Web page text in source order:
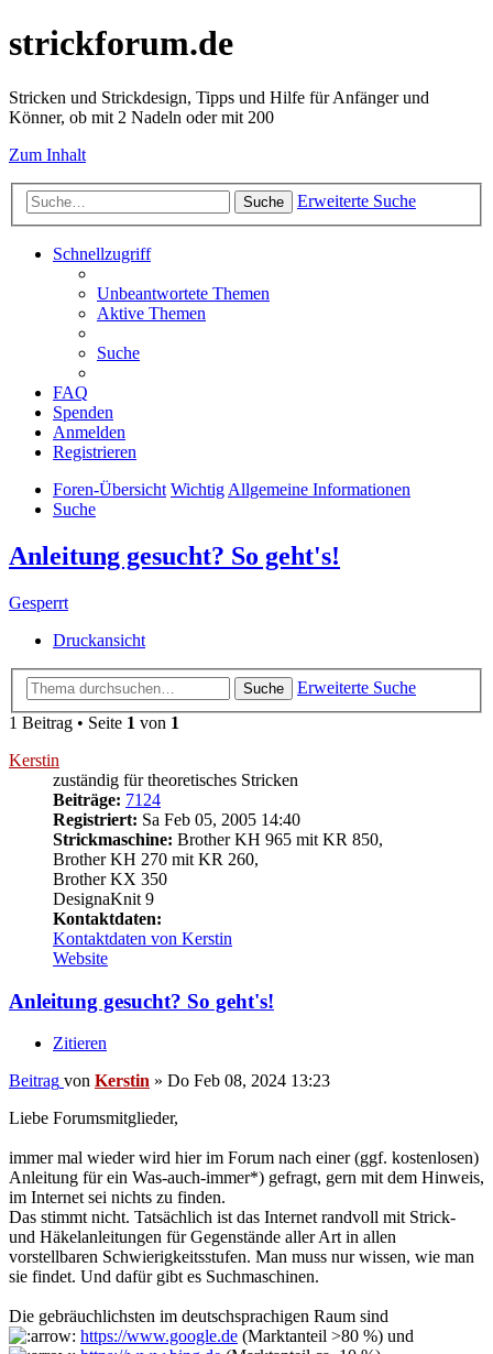
strickforum.de
Stricken und Strickdesign, Tipps und Hilfe für Anfänger und
Könner, ob mit 2 Nadeln oder mit 200
Zum Inhalt
Suche Erweiterte Suche
Schnellzugriff
Unbeantwortete Themen
Aktive Themen
Suche
FAQ
Spenden
Anmelden
Registrieren
Foren-Übersicht WichtigAllgemeine Informationen
Suche
Anleitung gesucht? So geht's!
Gesperrt
Druckansicht
Suche
Erweiterte Suche
1 Beitrag • Seite 1 von 1
Kerstin
zuständig für theoretisches Stricken
Beiträge: 7124
Registriert: Sa Feb 05, 2005 14:40
Strickmaschine: Brother KH 965 mit KR 850,
Brother KH 270 mit KR 260,
Brother KX 350
DesignaKnit 9
Kontaktdaten:
Kontaktdaten von Kerstin
Website
Anleitung gesucht? So geht's!
Zitieren
Beitrag von Kerstin » Do Feb 08, 2024 13:23
Liebe Forumsmitglieder,
immer mal wieder wird hier im Forum nach einer (ggf. kostenlosen)
Anleitung für ein Was-auch-immer*) gefragt, gern mit dem Hinweis,
im Internet sei nichts zu finden.
Das stimmt nicht. Tatsächlich ist das Internet randvoll mit Strick-
und Häkelanleitungen für Gegenstände aller Art in allen
vorstellbaren Schwierigkeitsstufen. Man muss nur wissen, wie man
sie findet. Und dafür gibt es Suchmaschinen.
Die gebräuchlichsten im deutschsprachigen Raum sind
https://www.google.de (Marktanteil >80 %) und